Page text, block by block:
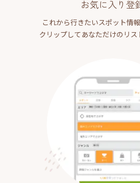
お気に入り登
これから行きたいスポット情
クリップしてあなただけのリス